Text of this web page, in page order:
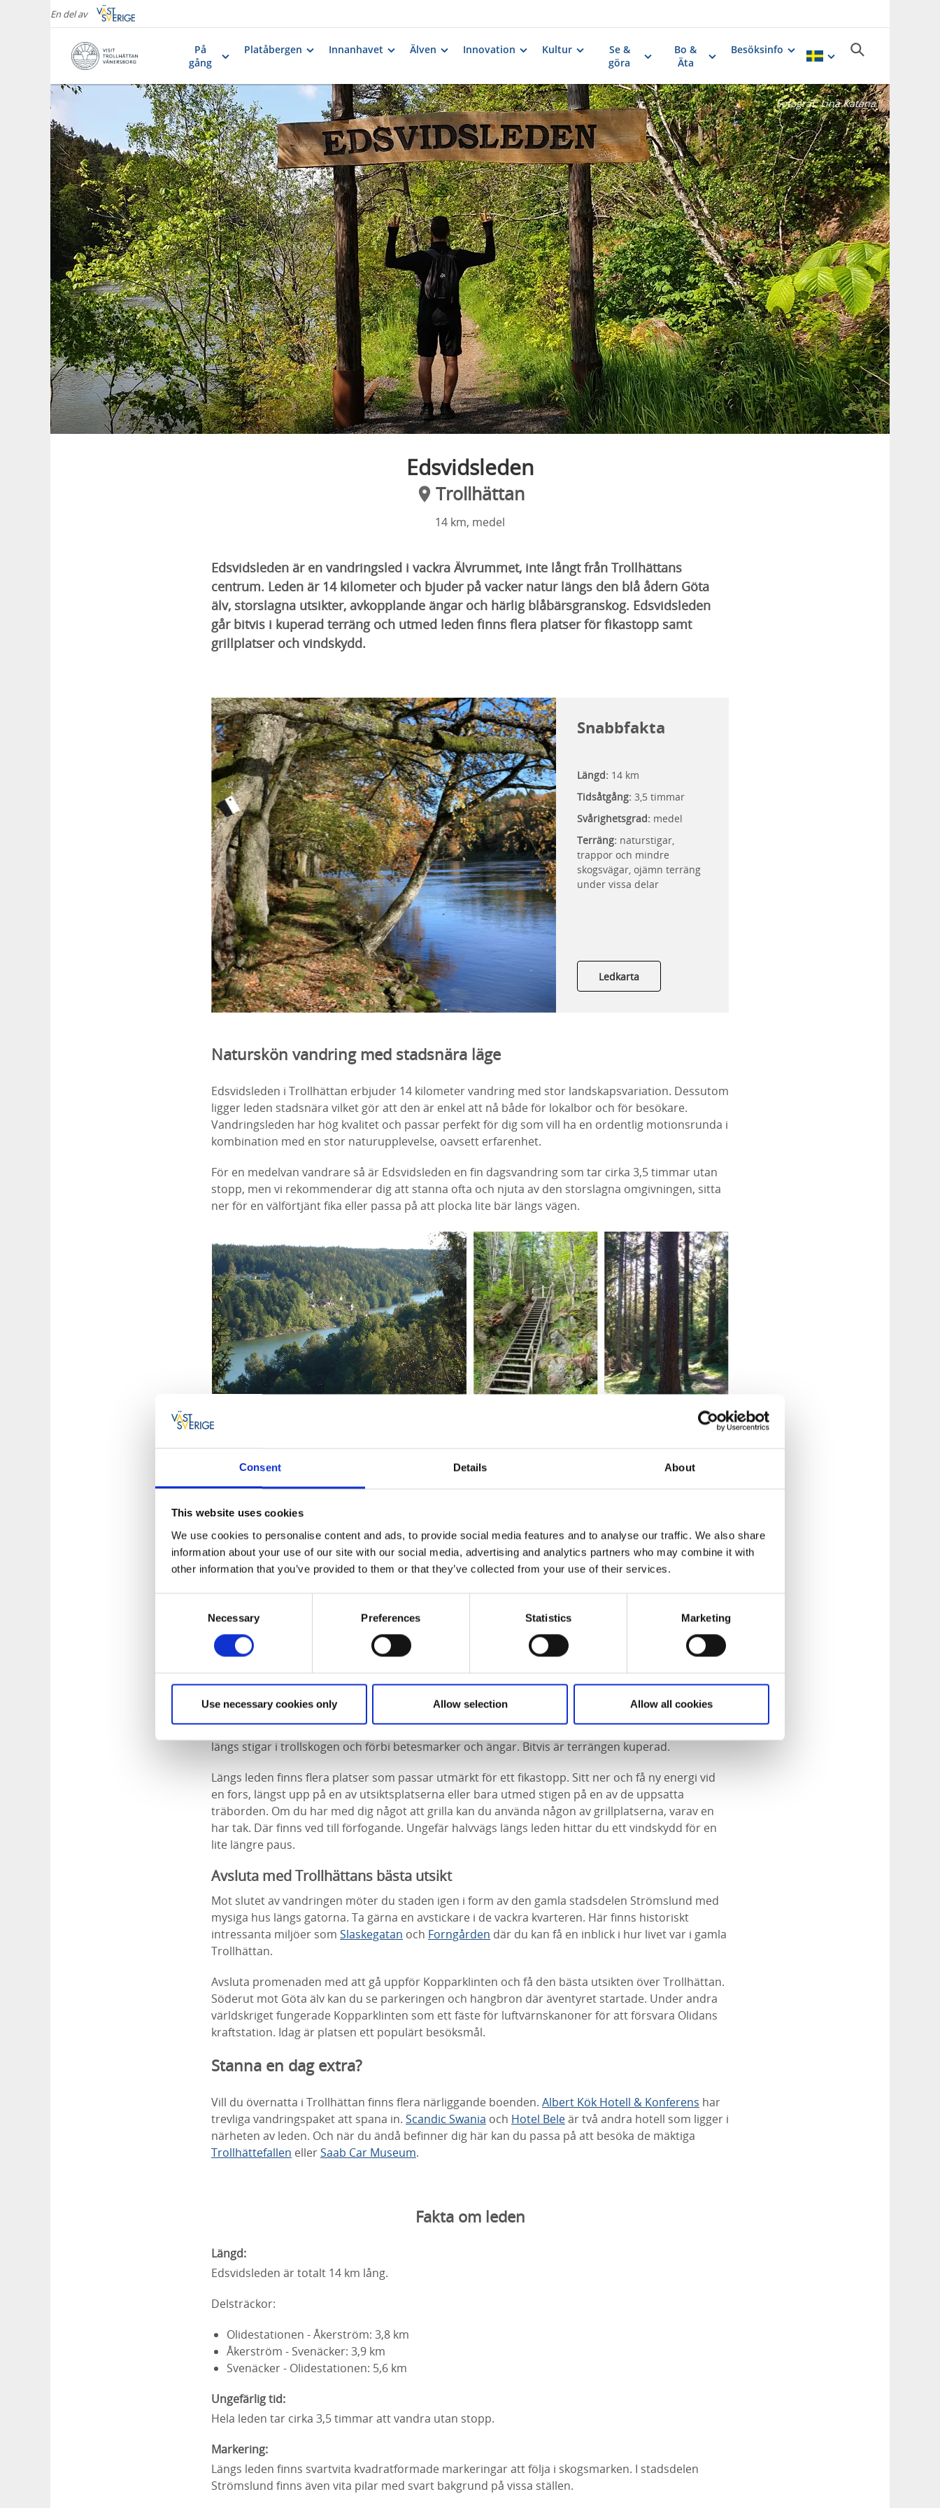
Consent Details About
This website uses cookies
We use cookies to personalise content and ads, to provide social media features and to analyse our traffic. We also share
information about your use of our site with our social media, advertising and analytics partners who may combine it with
other information that you’ve provided to them or that they’ve collected from your use of their services.
Necessary Preferences Statistics Marketing
Use necessary cookies only Allow selection Allow all cookies
En del av
På
gång
Platåbergen Innanhavet Älven Innovation Kultur
Se &
göra
Bo &
Äta
Besöksinfo
Fotograf:Lina Katana
Edsvidsleden
Trollhättan
14 km, medel
Edsvidsleden är en vandringsled i vackra Älvrummet, inte långt från Trollhättans
centrum. Leden är 14 kilometer och bjuder på vacker natur längs den blå ådern Göta
älv, storslagna utsikter, avkopplande ängar och härlig blåbärsgranskog. Edsvidsleden
går bitvis i kuperad terräng och utmed leden finns flera platser för fikastopp samt
grillplatser och vindskydd.
Snabbfakta
Längd: 14 km
Tidsåtgång: 3,5 timmar
Svårighetsgrad: medel
Terräng: naturstigar,
trappor och mindre
skogsvägar, ojämn terräng
under vissa delar
Ledkarta
Naturskön vandring med stadsnära läge
Edsvidsleden i Trollhättan erbjuder 14 kilometer vandring med stor landskapsvariation. Dessutom
ligger leden stadsnära vilket gör att den är enkel att nå både för lokalbor och för besökare.
Vandringsleden har hög kvalitet och passar perfekt för dig som vill ha en ordentlig motionsrunda i
kombination med en stor naturupplevelse, oavsett erfarenhet.
För en medelvan vandrare så är Edsvidsleden en fin dagsvandring som tar cirka 3,5 timmar utan
stopp, men vi rekommenderar dig att stanna ofta och njuta av den storslagna omgivningen, sitta
ner för en välförtjänt fika eller passa på att plocka lite bär längs vägen.
Börja vid Olidans kraftstation och ta hängbron över älven
Vi rekommenderar att du börjar din vandring vid parkeringen mitt emot Olidans kraftstation
Göta älv. Efter att du har gått över hängbron över älven och svängt till vänster är du på leden och
äventyret kan börja på riktigt. Du följer Göta älvs vatten under större delen av första delsträckan
du kan pröva fiskelyckan (fiskekort för älven finns att köpa bland annat hos turistbyrån).
Två platser som du kan se extra mycket fram emot är Nyckelberget och Kopparklinten - den
förstnämnda når du efter ungefär tre kilometers vandring. Nyckelberget välkomnar dig med en fin
och sittplats så att du kan njuta av vyn med en kopp medhavd kaffe i handen.
En skattkista med orörd natur
med vacker orörd natur, kulturmiljöer och mysiga platser att sitta ner en stund. Du passerar inte
mindre än två naturreservat längs Edsvidsleden; Älvrummet och Åkerström. Det första redan vid
start och det andra strax söder om Nyckelberget. Härifrån går vandringen sedan mer inåt land
längs stigar i trollskogen och förbi betesmarker och ängar. Bitvis är terrängen kuperad.
Längs leden finns flera platser som passar utmärkt för ett fikastopp. Sitt ner och få ny energi vid
en fors, längst upp på en av utsiktsplatserna eller bara utmed stigen på en av de uppsatta
träborden. Om du har med dig något att grilla kan du använda någon av grillplatserna, varav en
har tak. Där finns ved till förfogande. Ungefär halvvägs längs leden hittar du ett vindskydd för en
lite längre paus.
Avsluta med Trollhättans bästa utsikt
Mot slutet av vandringen möter du staden igen i form av den gamla stadsdelen Strömslund med
mysiga hus längs gatorna. Ta gärna en avstickare i de vackra kvarteren. Här finns historiskt
intressanta miljöer som Slaskegatan och Forngården där du kan få en inblick i hur livet var i gamla
Trollhättan.
Avsluta promenaden med att gå uppför Kopparklinten och få den bästa utsikten över Trollhättan.
Söderut mot Göta älv kan du se parkeringen och hängbron där äventyret startade. Under andra
världskriget fungerade Kopparklinten som ett fäste för luftvärnskanoner för att försvara Olidans
kraftstation. Idag är platsen ett populärt besöksmål.
Stanna en dag extra?
Vill du övernatta i Trollhättan finns flera närliggande boenden. Albert Kök Hotell & Konferens har
trevliga vandringspaket att spana in. Scandic Swania och Hotel Beleär två andra hotell som ligger i
närheten av leden. Och när du ändå befinner dig här kan du passa på att besöka de mäktiga
Trollhättefallen ellerSaab Car Museum.
Fakta om leden
Längd:
Edsvidsleden är totalt 14 km lång.
Delsträckor:
Olidestationen - Åkerström: 3,8 km
Åkerström - Svenäcker: 3,9 km
Svenäcker - Olidestationen: 5,6 km
Ungefärlig tid:
Hela leden tar cirka 3,5 timmar att vandra utan stopp.
Markering:
Längs leden finns svartvita kvadratformade markeringar att följa i skogsmarken. I stadsdelen
Strömslund finns även vita pilar med svart bakgrund på vissa ställen.